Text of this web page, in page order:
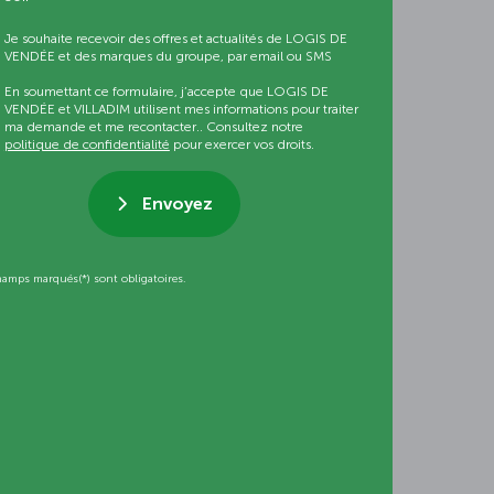
Je souhaite recevoir des offres et actualités de LOGIS DE
VENDÉE et des marques du groupe, par email ou SMS
En soumettant ce formulaire, j’accepte que LOGIS DE
VENDÉE et VILLADIM utilisent mes informations pour traiter
ma demande et me recontacter.. Consultez notre
politique de confidentialité pour exercer vos droits.
Envoyez
marqués(*) sont obligatoires.